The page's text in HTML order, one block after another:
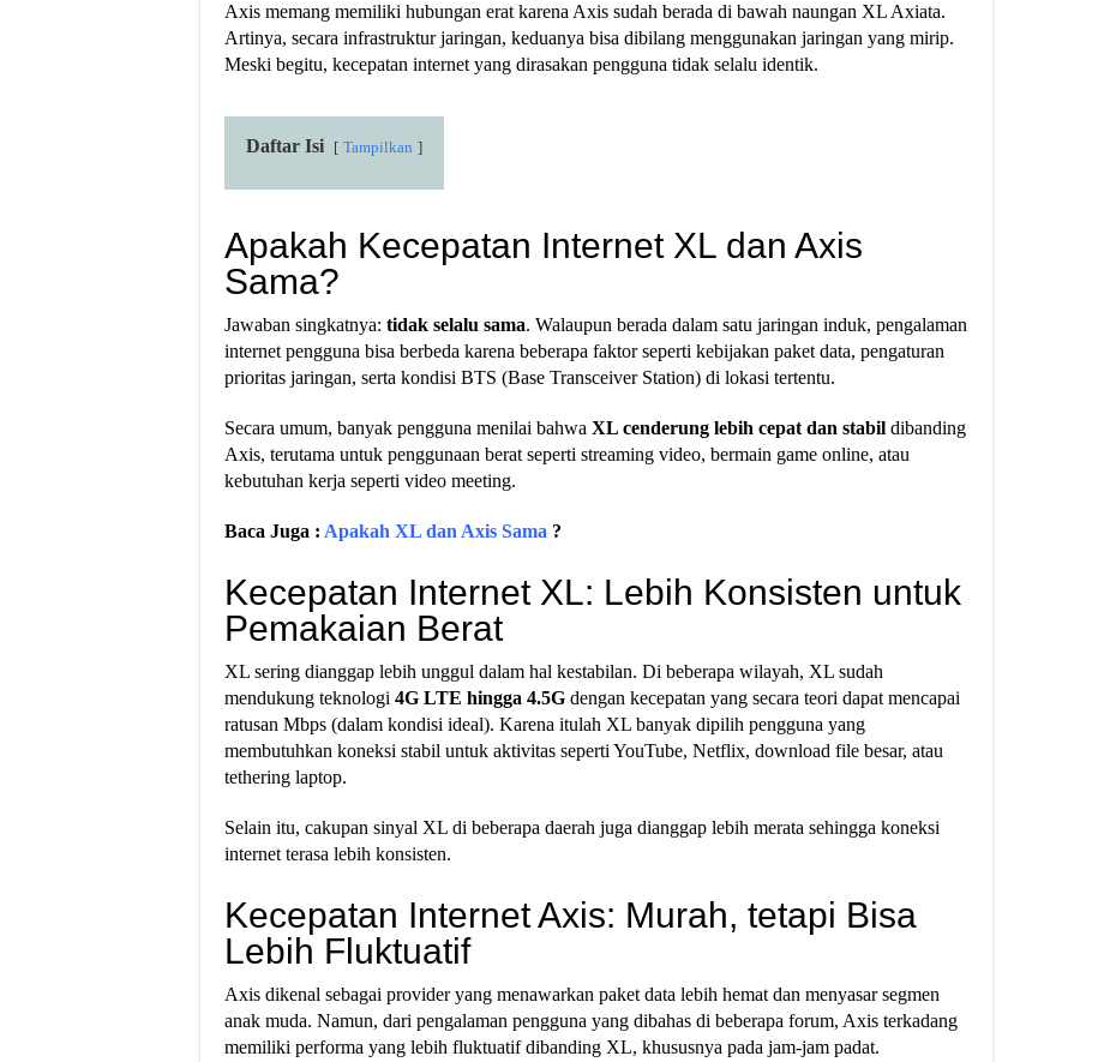
Axis memang memiliki hubungan erat karena Axis sudah berada di bawah naungan XL Axiata.
Artinya, secara infrastruktur jaringan, keduanya bisa dibilang menggunakan jaringan yang mirip.
Meski begitu, kecepatan internet yang dirasakan pengguna tidak selalu identik.
Daftar Isi Tampilkan
Apakah Kecepatan Internet XL dan Axis
Sama?
Jawaban singkatnya: tidak selalu sama. Walaupun berada dalam satu jaringan induk, pengalaman
internet pengguna bisa berbeda karena beberapa faktor seperti kebijakan paket data, pengaturan
prioritas jaringan, serta kondisi BTS (Base Transceiver Station) di lokasi tertentu.
Secara umum, banyak pengguna menilai bahwa XL cenderung lebih cepat dan stabil dibanding
Axis, terutama untuk penggunaan berat seperti streaming video, bermain game online, atau
kebutuhan kerja seperti video meeting.
Baca Juga : Apakah XL dan Axis Sama ?
Kecepatan Internet XL: Lebih Konsisten untuk
Pemakaian Berat
XL sering dianggap lebih unggul dalam hal kestabilan. Di beberapa wilayah, XL sudah
mendukung teknologi 4G LTE hingga 4.5G dengan kecepatan yang secara teori dapat mencapai
ratusan Mbps (dalam kondisi ideal). Karena itulah XL banyak dipilih pengguna yang
membutuhkan koneksi stabil untuk aktivitas seperti YouTube, Netflix, download file besar, atau
tethering laptop.
Selain itu, cakupan sinyal XL di beberapa daerah juga dianggap lebih merata sehingga koneksi
internet terasa lebih konsisten.
Kecepatan Internet Axis: Murah, tetapi Bisa
Lebih Fluktuatif
Axis dikenal sebagai provider yang menawarkan paket data lebih hemat dan menyasar segmen
anak muda. Namun, dari pengalaman pengguna yang dibahas di beberapa forum, Axis terkadang
memiliki performa yang lebih fluktuatif dibanding XL, khususnya pada jam-jam padat.